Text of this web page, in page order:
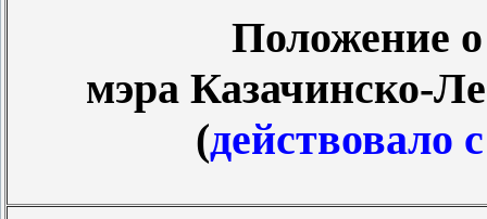
Положение
мэра Казачинско-
(действовало